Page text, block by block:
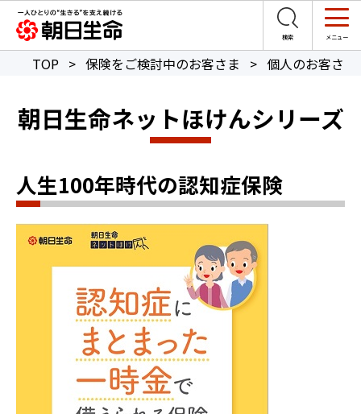
TOP > 保険をご検討中のお客さま > 個人のお客さま
朝日生命ネットほけんシリーズ
人生100年時代の認知症保険